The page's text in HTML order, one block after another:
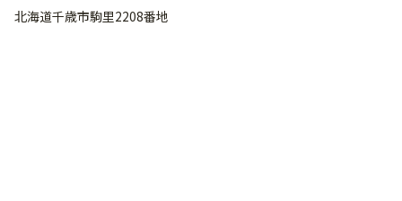
北海道千歳市駒里2208番地